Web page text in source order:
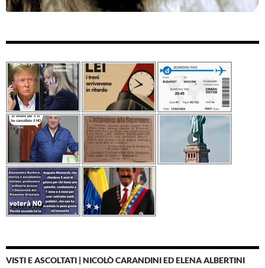
VISTI E ASCOLTATI | NICOLÒ CARANDINI ED ELENA ALBERTINI